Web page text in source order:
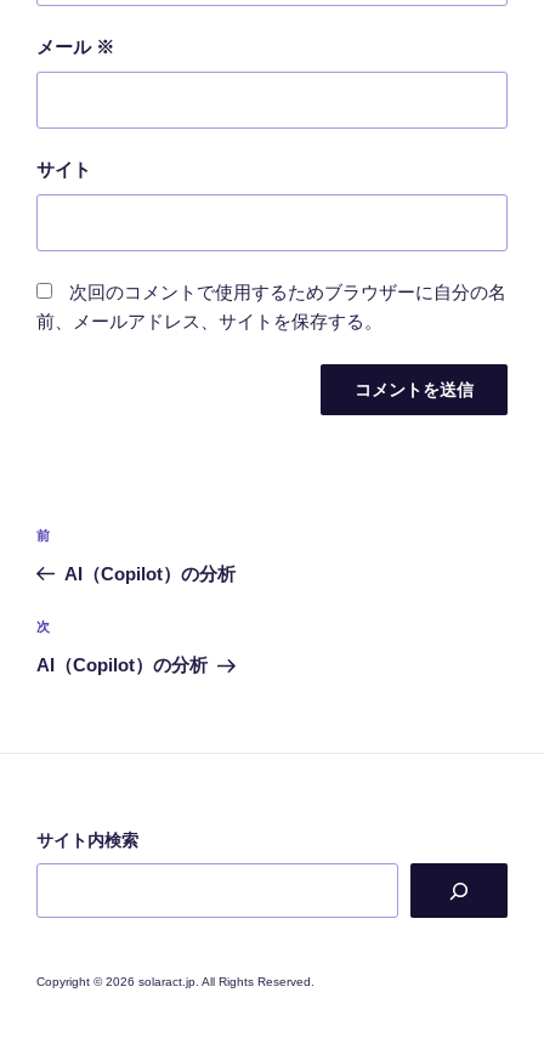
メール ※
サイト
次回のコメントで使用するためブラウザーに自分の名
前、メールアドレス、サイトを保存する。
投
ビ
ゲ
ョ
前
の
稿
前
AI（Copilot）の分析
次
の
次
AI（Copilot）の分析
サイト内検索
Copyright © 2026 solaract.jp. All Rights Reserved.